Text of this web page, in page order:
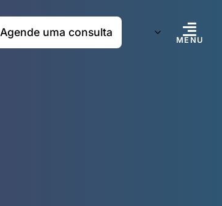
Agende uma consulta
MENU